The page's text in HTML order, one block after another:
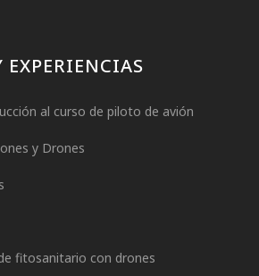
EXPERIENCIAS
al curso de piloto de avión
y Drones
fitosanitario con drones